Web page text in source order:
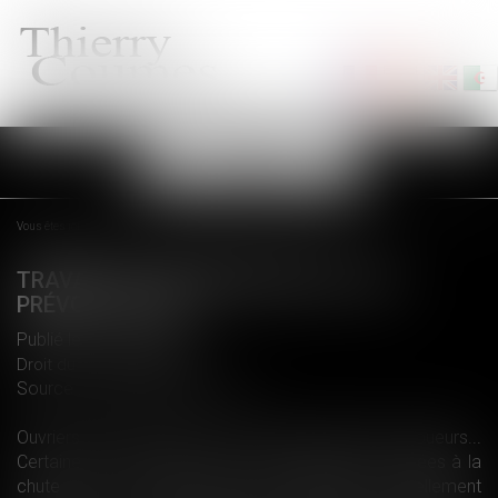
Ouvrir
le
Vous êtes ici :
TRAVAILLER PAR GRAND FROID : QUE
PRÉVOIT LA LOI ?
Publié le :
Droit du travail - Salariés
Source :
Ouvriers du BTP, marins, ouvriers agricoles, éboueurs...
Certaines professions sont particulièrement exposées à la
chute des températures qui frappent actuellement